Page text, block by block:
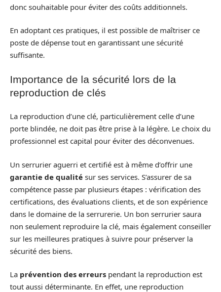
donc souhaitable pour éviter des coûts additionnels.
En adoptant ces pratiques, il est possible de maîtriser ce
poste de dépense tout en garantissant une sécurité
suffisante.
Importance de la sécurité lors de la
reproduction de clés
La reproduction d’une clé, particulièrement celle d’une
porte blindée, ne doit pas être prise à la légère. Le choix du
professionnel est capital pour éviter des déconvenues.
Un serrurier aguerri et certifié est à même d’offrir une
garantie de qualité sur ses services. S’assurer de sa
compétence passe par plusieurs étapes : vérification des
certifications, des évaluations clients, et de son expérience
dans le domaine de la serrurerie. Un bon serrurier saura
non seulement reproduire la clé, mais également conseiller
sur les meilleures pratiques à suivre pour préserver la
sécurité des biens.
La prévention des erreurs pendant la reproduction est
tout aussi déterminante. En effet, une reproduction